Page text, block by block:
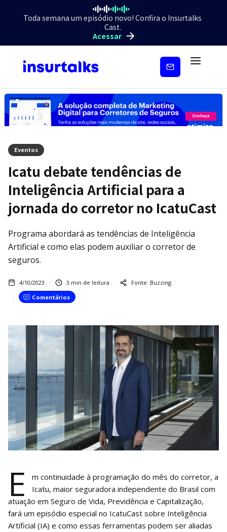
Toda semana um episódio novo! Confira o Insurtalks
Cast.
Acessar
Inscreva-
Eventos
Icatu debate tendências de
Inteligência Artificial para a
jornada do corretor no IcatuCast
Programa abordará as tendências de Inteligência
Artificial e como elas podem auxiliar o corretor de
seguros.
4/10/2023 3 min de leitura Fonte: Buzzing
Comentários
E
m continuidade à programação do mês do corretor, a
Icatu, maior seguradora independente do Brasil com
atuação em Seguro de Vida, Previdência e Capitalização,
fará um episódio especial no IcatuCast sobre Inteligência
Artificial (IA) e como essas ferramentas podem ser aliadas